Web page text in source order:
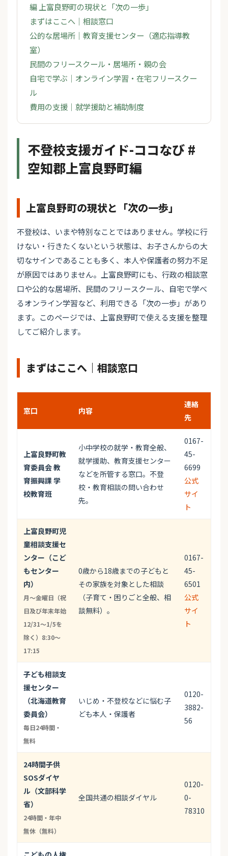
編 上富良野町の現状と「次の一歩」
まずはここへ｜相談窓口
公的な居場所｜教育支援センター（適応指導教
室）
民間のフリースクール・居場所・親の会
自宅で学ぶ｜オンライン学習・在宅フリースクー
ル
費用の支援｜就学援助と補助制度
不登校支援ガイド-ココなび #
空知郡上富良野町編
上富良野町の現状と「次の一歩」
不登校は、いまや特別なことではありません。学校に行
けない・行きたくないという状態は、お子さんからの大
切なサインであることも多く、本人や保護者の努力不足
が原因ではありません。上富良野町にも、行政の相談窓
口や公的な居場所、民間のフリースクール、自宅で学べ
るオンライン学習など、利用できる「次の一歩」があり
ます。このページでは、上富良野町で使える支援を整理
してご紹介します。
まずはここへ｜相談窓口
窓口 内容
連絡
先
上富良野町教
育委員会 教
育振興課 学
校教育班
小中学校の就学・教育全般、
就学援助、教育支援センター
などを所管する窓口。不登
校・教育相談の問い合わせ
先。
0167-
45-
6699
公式
サイ
ト
上富良野町児
童相談支援セ
ンター（こど
もセンター
内）
月～金曜日（祝
日及び年末年始
12/31～1/5を
除く）8:30～
17:15
0歳から18歳までの子どもと
その家族を対象とした相談
（子育て・困りごと全般、相
談無料）。
0167-
45-
6501
公式
サイ
ト
子ども相談支
援センター
（北海道教育
委員会）
毎日24時間・
無料
いじめ・不登校などに悩む子
ども本人・保護者
0120-
3882-
56
24時間子供
SOSダイヤ
ル（文部科学
省）
24時間・年中
無休（無料）
全国共通の相談ダイヤル
0120-
0-
78310